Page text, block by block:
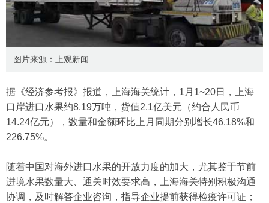
图片来源：上观新闻
据《经济参考报》报道，上海海关统计，1月1~20日，上海
口岸进口水果约8.19万吨，货值2.1亿美元（约合人民币
14.24亿元），数量和金额环比上月同期分别增长46.18%和
226.75%。
随着中国对海外进口水果的开放力度的加大，尤其鉴于节前
进境水果数量大、通关时效要求高，上海海关特别积极沟通
协调，及时解答企业咨询，指导企业提前获得检疫许可证；